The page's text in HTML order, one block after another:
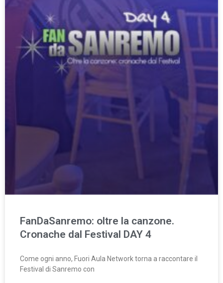
FanDaSanremo: oltre la canzone.
Cronache dal Festival DAY 4
Come ogni anno, Fuori Aula Network torna a raccontare il
Festival di Sanremo con